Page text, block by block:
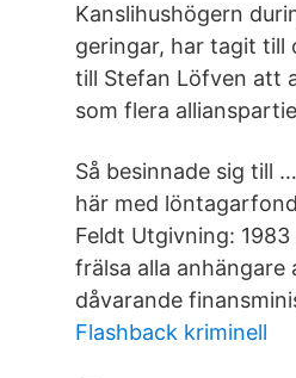
Kanslihushögern
ger­ingar, har tagit till
till Ste­fan Löfven att
som flera
Så besinnade sig till
här med
Feldt Utgivning:
frälsa alla
dåvarande
Flashback kriminell